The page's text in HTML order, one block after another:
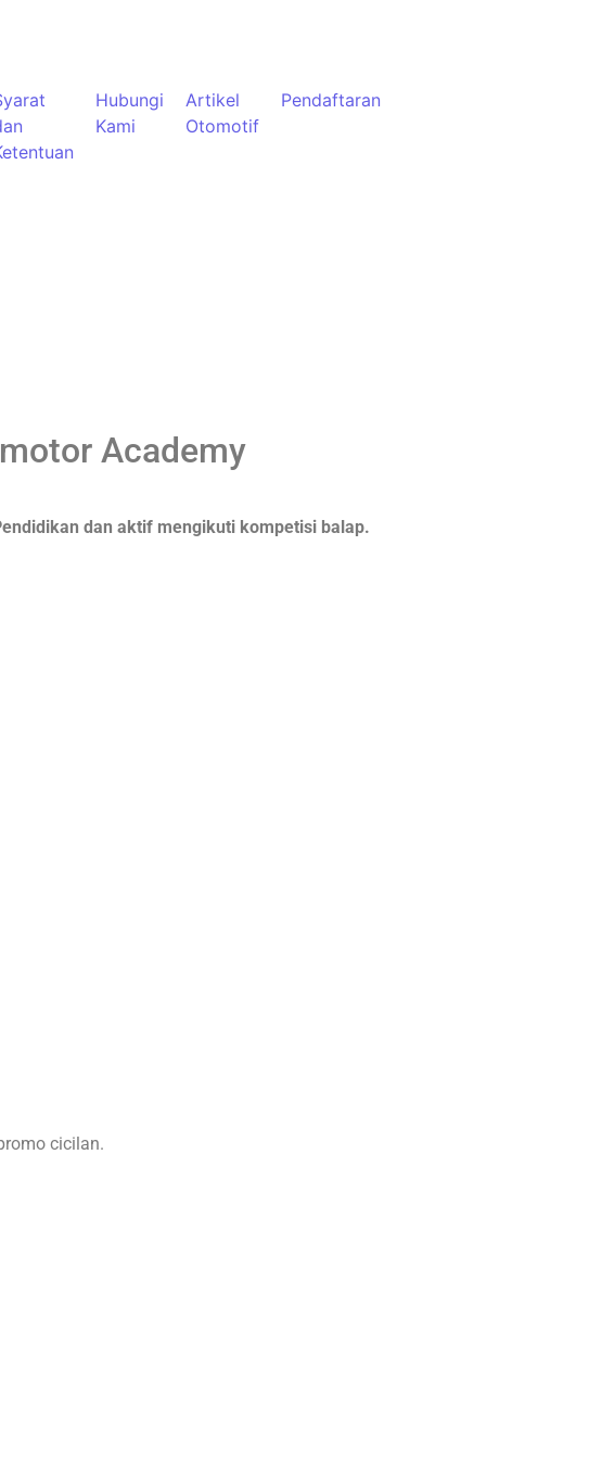
Hubungi
Kami
Artikel
Otomotif
Pendaftaran
Academy
dan aktif mengikuti kompetisi balap.
cicilan.